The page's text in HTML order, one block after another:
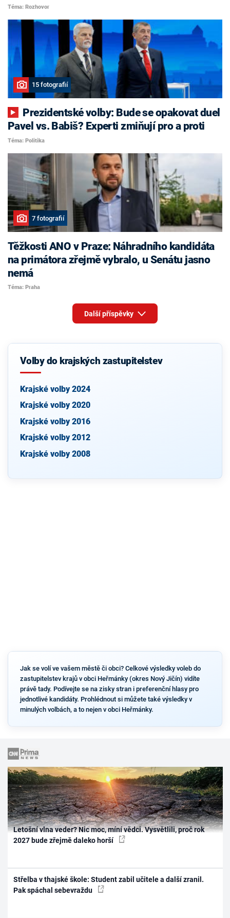
Téma: Rozhovor
15 fotografií
Pavel vs. Babiš? Experti zmiňují pro a proti
Téma: Politika
7 fotografií
Těžkosti ANO v Praze: Náhradního kandidáta
na primátora zřejmě vybralo, u Senátu jasno
nemá
Téma: Praha
Další příspěvky
Volby do krajských zastupitelstev
Krajské volby 2024
Krajské volby 2020
Krajské volby 2016
Krajské volby 2012
Krajské volby 2008
Jak se volí ve vašem městě či obci? Celkové výsledky voleb do
zastupitelstev krajů v obci Heřmánky (okres Nový Jičín) vidíte
právě tady. Podívejte se na zisky stran i preferenční hlasy pro
jednotlivé kandidáty. Prohlédnout si můžete také výsledky v
minulých volbách, a to nejen v obci Heřmánky.
Letošní vlna veder? Nic moc, míní vědci. Vysvětlili, proč rok
2027 bude zřejmě daleko horší
Střelba v thajské škole: Student zabil učitele a další zranil.
Pak spáchal sebevraždu